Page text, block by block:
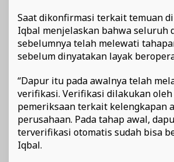
Saat dikonfirmasi terkait temuan
Iqbal menjelaskan bahwa seluruh
sebelumnya telah melewati
sebelum dinyatakan layak
“Dapur itu pada awalnya telah
verifikasi. Verifikasi dilakukan oleh
pemeriksaan terkait kelengkapan
perusahaan. Pada tahap awal,
terverifikasi otomatis sudah bisa
Iqbal.